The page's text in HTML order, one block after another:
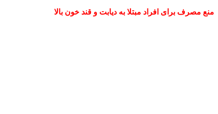
منع مصرف برای افراد مبتلا به دیابت و قند خون بالا